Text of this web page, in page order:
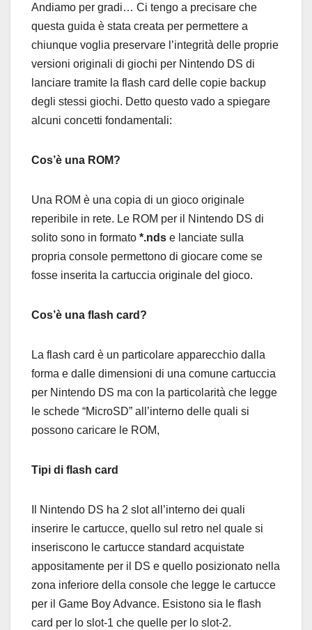
Andiamo per gradi… Ci tengo a precisare che
questa guida è stata creata per permettere a
chiunque voglia preservare l’integrità delle proprie
versioni originali di giochi per Nintendo DS di
lanciare tramite la flash card delle copie backup
degli stessi giochi. Detto questo vado a spiegare
alcuni concetti fondamentali:
Cos’è una ROM?
Una ROM è una copia di un gioco originale
reperibile in rete. Le ROM per il Nintendo DS di
solito sono in formato *.nds e lanciate sulla
propria console permettono di giocare come se
fosse inserita la cartuccia originale del gioco.
Cos’è una flash card?
La flash card è un particolare apparecchio dalla
forma e dalle dimensioni di una comune cartuccia
per Nintendo DS ma con la particolarità che legge
le schede “MicroSD” all’interno delle quali si
possono caricare le ROM,
Tipi di flash card
Il Nintendo DS ha 2 slot all’interno dei quali
inserire le cartucce, quello sul retro nel quale si
inseriscono le cartucce standard acquistate
appositamente per il DS e quello posizionato nella
zona inferiore della console che legge le cartucce
per il Game Boy Advance. Esistono sia le flash
card per lo slot-1 che quelle per lo slot-2.